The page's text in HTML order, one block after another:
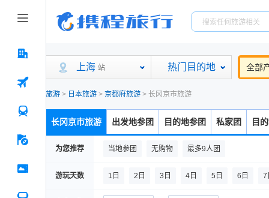
上海 站 热门目的地 全部
旅游 > 日本旅游 > 京都府旅游 > 长冈京市旅游
长冈京市旅游 出发地参团 目的地参团 私家团 目
为您推荐 当地参团 无购物 最多9人团
游玩天数 1日 2日 3日 4日 5日 6日 7